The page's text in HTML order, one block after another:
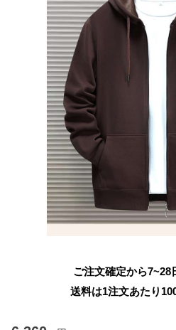
ご注文確定から7~28
送料は1注文あたり